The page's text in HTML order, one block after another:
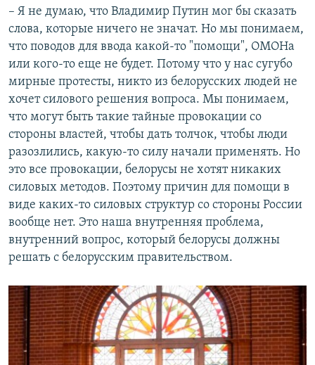
– Я не думаю, что Владимир Путин мог бы сказать
слова, которые ничего не значат. Но мы понимаем,
что поводов для ввода какой-то "помощи", ОМОНа
или кого-то еще не будет. Потому что у нас сугубо
мирные протесты, никто из белорусских людей не
хочет силового решения вопроса. Мы понимаем,
что могут быть такие тайные провокации со
стороны властей, чтобы дать толчок, чтобы люди
разозлились, какую-то силу начали применять. Но
это все провокации, белорусы не хотят никаких
силовых методов. Поэтому причин для помощи в
виде каких-то силовых структур со стороны России
вообще нет. Это наша внутренняя проблема,
внутренний вопрос, который белорусы должны
решать с белорусским правительством.